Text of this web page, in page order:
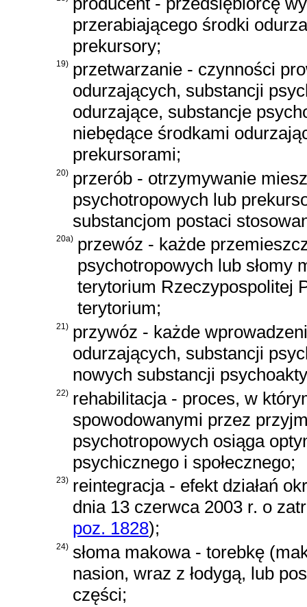
przerabiającego środki
prekursory;
19) przetwarzanie - czynności
odurzających, substancji
odurzające, substancje
niebędące środkami
prekursorami;
20) przerób - otrzymywanie
psychotropowych lub
substancjom postaci
20a) przewóz - każde
psychotropowych lub słomy
terytorium Rzeczypospolitej
terytorium;
21) przywóz - każde
odurzających, substancji
nowych substancji
22) rehabilitacja - proces, w
spowodowanymi przez
psychotropowych osiąga
psychicznego i społecznego;
23) reintegracja - efekt działań
dnia 13 czerwca 2003 r. o
poz. 1828);
24) słoma makowa - torebkę
nasion, wraz z łodygą, lub
części;